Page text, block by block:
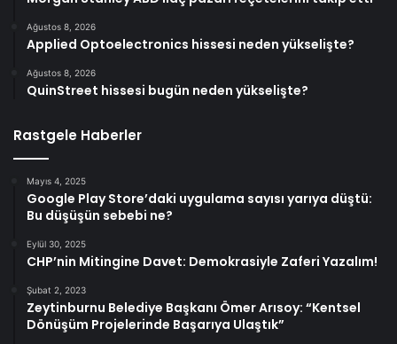
Ağustos 8, 2026
Applied Optoelectronics hissesi neden yükselişte?
Ağustos 8, 2026
QuinStreet hissesi bugün neden yükselişte?
Rastgele Haberler
Mayıs 4, 2025
Google Play Store’daki uygulama sayısı yarıya düştü:
Bu düşüşün sebebi ne?
Eylül 30, 2025
CHP’nin Mitingine Davet: Demokrasiyle Zaferi Yazalım!
Şubat 2, 2023
Zeytinburnu Belediye Başkanı Ömer Arısoy: “Kentsel
Dönüşüm Projelerinde Başarıya Ulaştık”